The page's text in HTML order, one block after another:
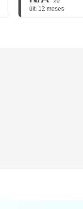
últ. 12 meses